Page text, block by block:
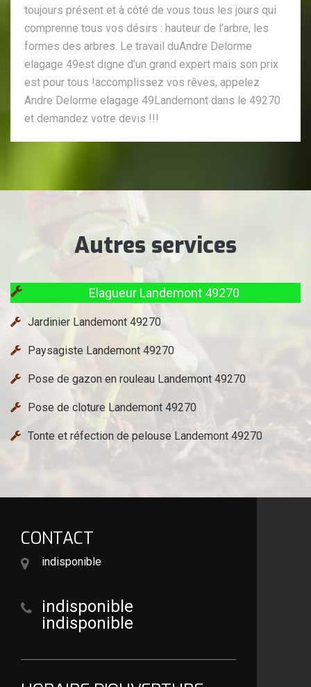
toujours présent et à côté de vous tous les jours qui
comprenne tous vos désirs : hauteur de l’arbre, les
formes des arbres. Le travail duAndre Delorme
elagage 49est digne d’un grand expert mais son prix
est pour tous !accomplissez vos rêves, appelez
Andre Delorme elagage 49Landemont dans le 49270
et demandez votre devis !!!
Autres services
Elagueur Landemont 49270
Jardinier Landemont 49270
Paysagiste Landemont 49270
Pose de gazon en rouleau Landemont 49270
Pose de cloture Landemont 49270
Tonte et réfection de pelouse Landemont 49270
CONTACT
indisponible
indisponible
indisponible